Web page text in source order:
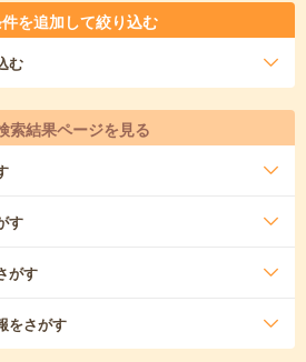
を追加して絞り込む
む
索結果ページを見る
す
がす
をさがす